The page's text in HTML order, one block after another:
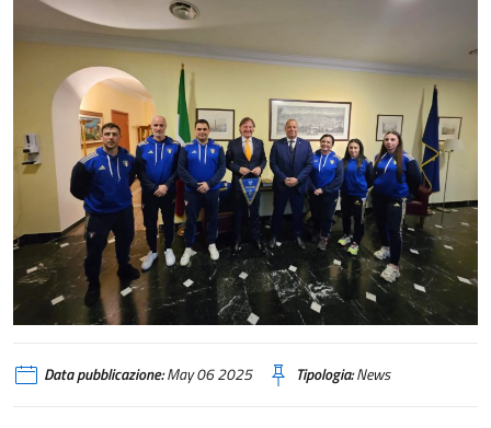
Data pubblicazione:May 06 2025 Tipologia:News